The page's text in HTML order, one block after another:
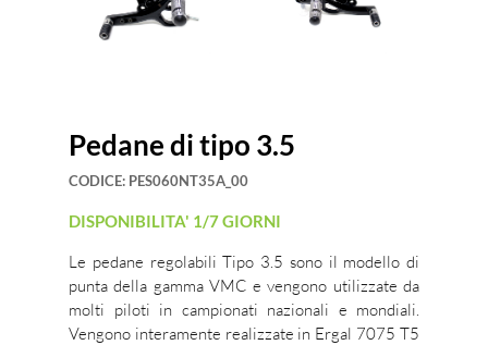
Pedane di tipo 3.5
CODICE: PES060NT35A_00
DISPONIBILITA' 1/7 GIORNI
Le pedane regolabili Tipo 3.5 sono il modello di
punta della gamma VMC e vengono utilizzate da
molti piloti in campionati nazionali e mondiali.
Vengono interamente realizzate in Ergal 7075 T5